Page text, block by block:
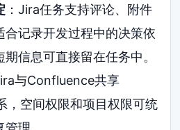
：Jira任务支持评论、附件
合记录开发过程中的决策依
信息可直接留在任务中。
与Confluence共享
，空间权限和项目权限可统